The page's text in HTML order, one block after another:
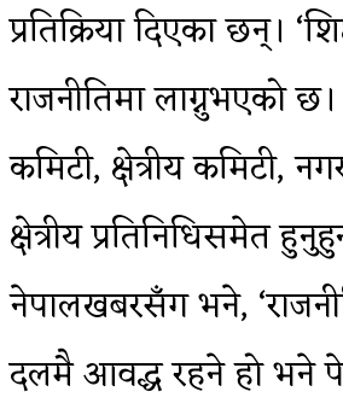
प्रतिक्रिया दिएका छन्।
राजनीतिमा लाग्नुभएको छ।
कमिटी, क्षेत्रीय कमिटी,
क्षेत्रीय प्रतिनिधिसमेत
नेपालखबरसँग भने,
दलमै आवद्ध रहने हो भने